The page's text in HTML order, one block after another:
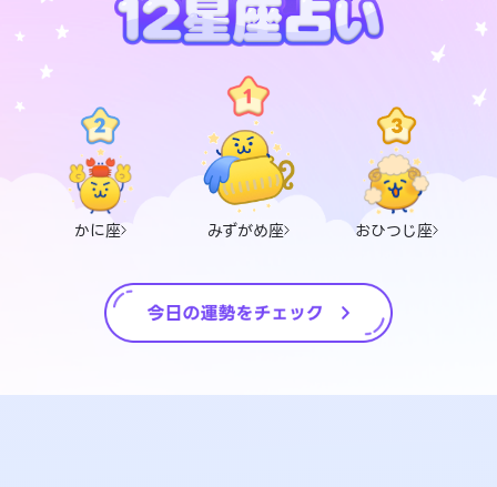
かに座 みずがめ座 おひつじ座